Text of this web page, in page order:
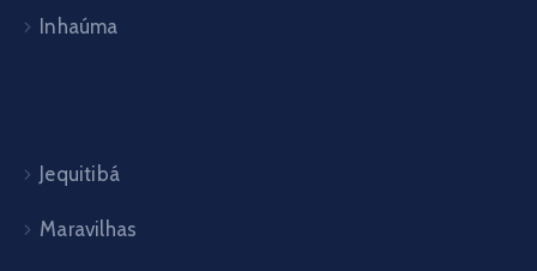
Inhaúma
Jequitibá
Maravilhas